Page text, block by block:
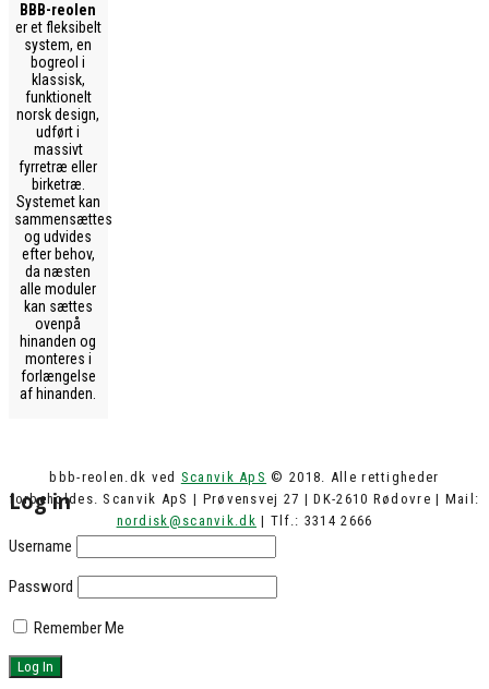
BBB-reolen
er et fleksibelt
system, en
bogreol i
klassisk,
funktionelt
norsk design,
udført i
massivt
fyrretræ eller
birketræ.
Systemet kan
sammensættes
og udvides
efter behov,
da næsten
alle moduler
kan sættes
ovenpå
hinanden og
monteres i
forlængelse
af hinanden.
bbb-reolen.dk ved Scanvik ApS © 2018. Alle rettigheder
forbeholdes. Scanvik ApS | Prøvensvej 27 | DK-2610 Rødovre | Mail:
nordisk@scanvik.dk | Tlf.: 3314 2666
Log in
Username
Password
Remember Me